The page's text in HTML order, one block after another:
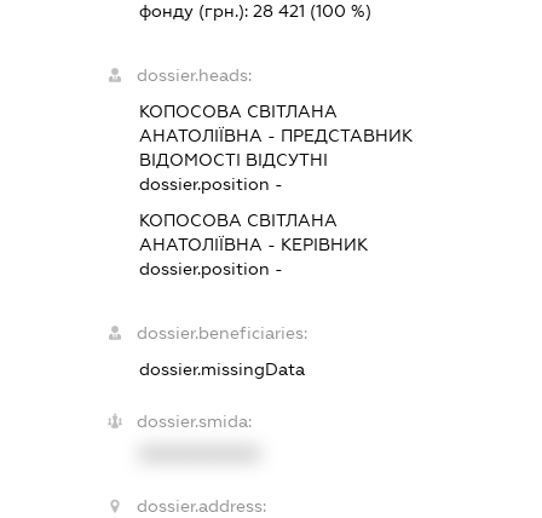
фонду (грн.):28 421 (100 %)
dossier.heads:
КОПОСОВА СВІТЛАНА
АНАТОЛІЇВНА - ПРЕДСТАВНИК
ВІДОМОСТІ ВІДСУТНІ
dossier.position -
КОПОСОВА СВІТЛАНА
АНАТОЛІЇВНА - КЕРІВНИК
dossier.position -
dossier.beneficiaries:
dossier.missingData
dossier.smida:
dossier.address: